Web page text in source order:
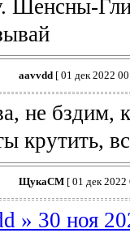
Шенсны-
aavvdd[ 01 дек 2022
не бздим,
крутить,
ЩукаСМ[ 01 дек 2022
» 30 ноя